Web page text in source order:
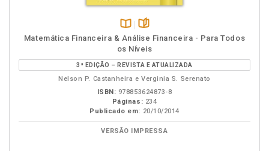
Disponível
na
B.V.
páginas
Matemática Financeira & Análise Financeira - Para Todos
os Níveis
3ª EDIÇÃO – REVISTA E ATUALIZADA
Nelson P. Castanheira e Verginia S. Serenato
ISBN: 978853624873-8
Páginas: 234
Publicado em: 20/10/2014
VERSÃO IMPRESSA